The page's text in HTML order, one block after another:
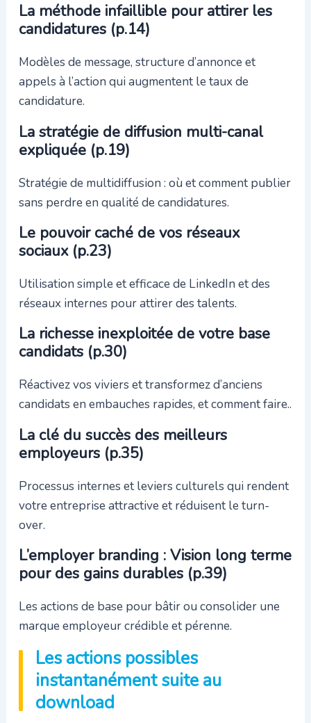
La méthode infaillible pour attirer les
candidatures (p.14)
Modèles de message, structure d’annonce et
appels à l’action qui augmentent le taux de
candidature.
La stratégie de diffusion multi-canal
expliquée (p.19)
Stratégie de multidiffusion : où et comment publier
sans perdre en qualité de candidatures.
Le pouvoir caché de vos réseaux
sociaux (p.23)
Utilisation simple et efficace de LinkedIn et des
réseaux internes pour attirer des talents.
La richesse inexploitée de votre base
candidats (p.30)
Réactivez vos viviers et transformez d’anciens
candidats en embauches rapides, et comment faire..
La clé du succès des meilleurs
employeurs (p.35)
Processus internes et leviers culturels qui rendent
votre entreprise attractive et réduisent le turn-
over.
L’employer branding : Vision long terme
pour des gains durables (p.39)
Les actions de base pour bâtir ou consolider une
marque employeur crédible et pérenne.
Les actions possibles
instantanément suite au
download